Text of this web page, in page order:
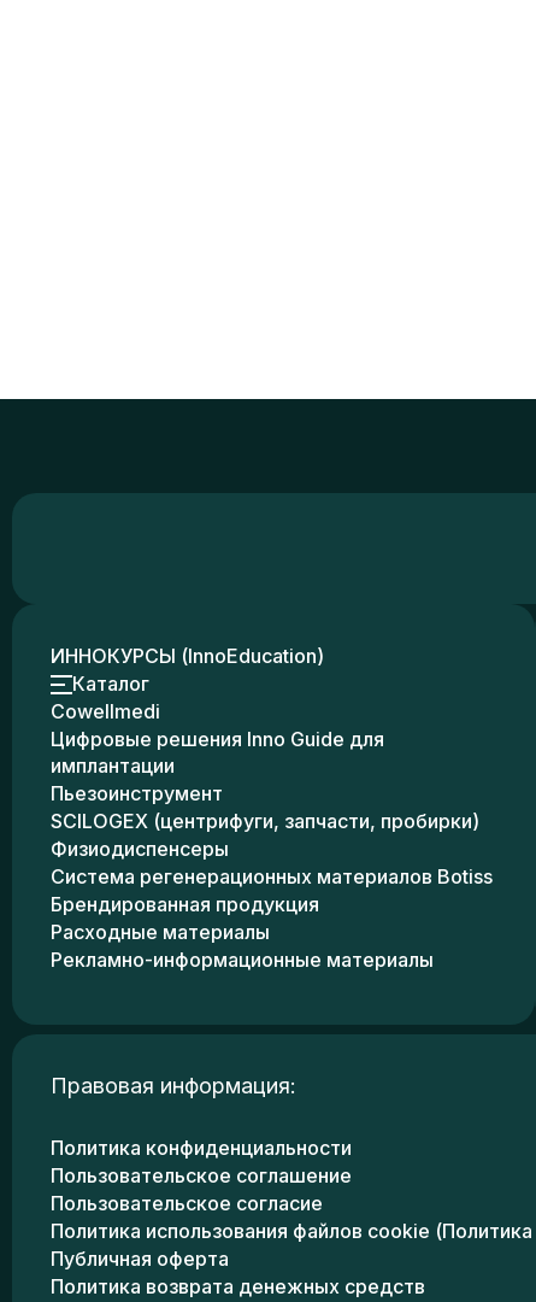
ИННОКУРСЫ (InnoEducation)
Каталог
Cowellmedi
Цифровые решения Inno Guide для
имплантации
Пьезоинструмент
SCILOGEX (центрифуги, запчасти, пробирки)
Физиодиспенсеры
Система регенерационных материалов Botiss
Брендированная продукция
Расходные материалы
Рекламно-информационные материалы
Правовая информация:
Политика конфиденциальности
Пользовательское соглашение
Пользовательское согласие
Политика использования файлов cookie
Публичная оферта
Политика возврата денежных средств